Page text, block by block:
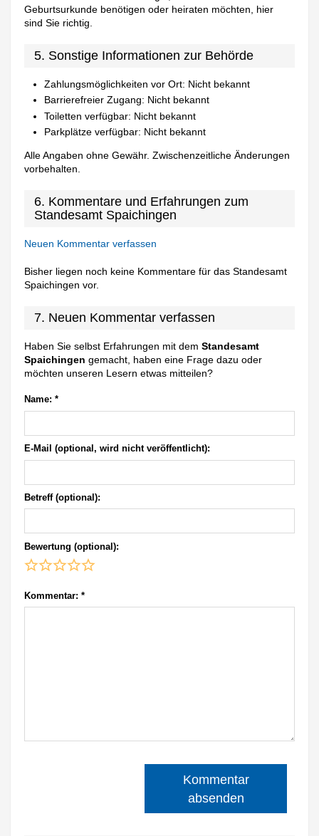
Geburtsurkunde benötigen oder heiraten möchten, hier
sind Sie richtig.
5. Sonstige Informationen zur Behörde
Zahlungsmöglichkeiten vor Ort: Nicht bekannt
Barrierefreier Zugang: Nicht bekannt
Toiletten verfügbar: Nicht bekannt
Parkplätze verfügbar: Nicht bekannt
Alle Angaben ohne Gewähr. Zwischenzeitliche Änderungen
vorbehalten.
6. Kommentare und Erfahrungen zum
Standesamt Spaichingen
Neuen Kommentar verfassen
Bisher liegen noch keine Kommentare für das Standesamt
Spaichingen vor.
7. Neuen Kommentar verfassen
Haben Sie selbst Erfahrungen mit demStandesamt
Spaichingen gemacht, haben eine Frage dazu oder
möchten unseren Lesern etwas mitteilen?
Name: *
E-Mail (optional, wird nicht veröffentlicht):
Betreff (optional):
Bewertung (optional):
Kommentar: *
Kommentar
absenden